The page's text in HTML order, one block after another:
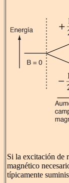
Si la excitación de
magnético
típicamente